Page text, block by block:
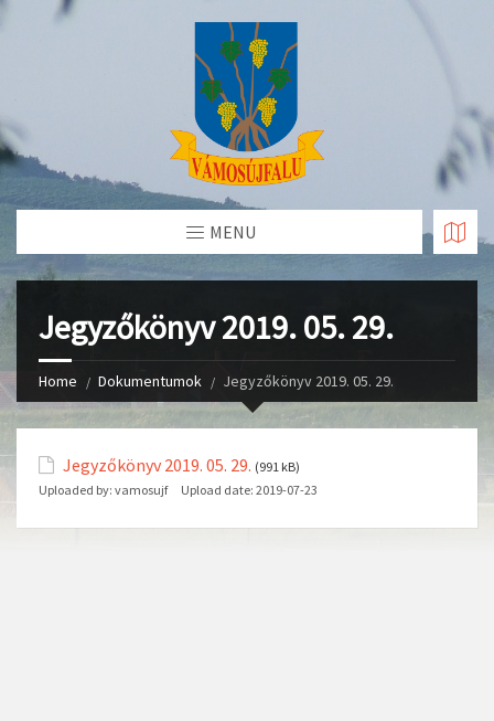
Skip
MENU
Jegyzőkönyv 2019. 05. 29.
Home Dokumentumok Jegyzőkönyv 2019. 05. 29.
Jegyzőkönyv 2019. 05. 29. (991 kB)
Uploaded by: vamosujf Upload date: 2019-07-23